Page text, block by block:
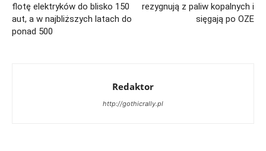
flotę elektryków do blisko 150
aut, a w najbliższych latach do
ponad 500
rezygnują z paliw kopalnych i
sięgają po OZE
Redaktor
http://gothicrally.pl